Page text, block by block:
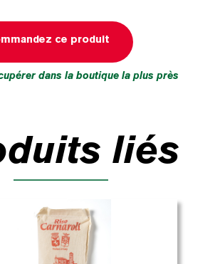
ce produit
dans la boutique la plus près
liés